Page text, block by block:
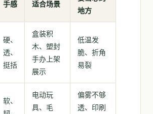
手感 适合场景
地方
硬、
透、
挺括
盒装积
木、塑封
手办上架
展示
低温发
脆、折角
易裂
软、
电动玩
具、毛
偏雾不够
透、印刷